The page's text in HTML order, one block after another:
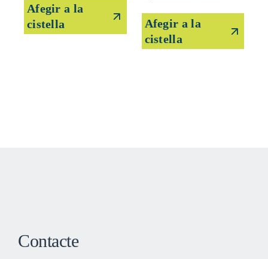
Afegir a la
cistella
Afegir a la
cistella
Contacte